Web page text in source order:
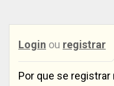
Login ou registrar
Por que se registrar